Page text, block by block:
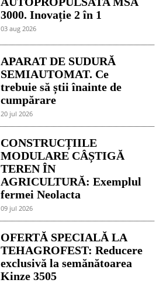
3000. Inovație 2 în 1
03 aug 2026
APARAT DE SUDURĂ
SEMIAUTOMAT. Ce
trebuie să știi înainte de
cumpărare
20 jul 2026
CONSTRUCȚIILE
MODULARE CÂȘTIGĂ
TEREN ÎN
AGRICULTURĂ: Exemplul
fermei Neolacta
09 jul 2026
OFERTĂ SPECIALĂ LA
TEHAGROFEST: Reducere
exclusivă la semănătoarea
Kinze 3505